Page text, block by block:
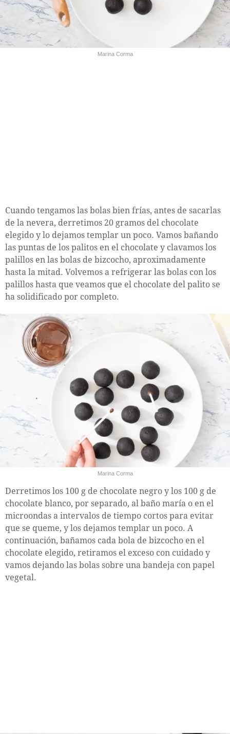
Marina Corma
Cuando tengamos las bolas bien frías, antes de sacarlas
de la nevera, derretimos 20 gramos del chocolate
elegido y lo dejamos templar un poco. Vamos bañando
las puntas de los palitos en el chocolate y clavamos los
palillos en las bolas de bizcocho, aproximadamente
hasta la mitad. Volvemos a refrigerar las bolas con los
palillos hasta que veamos que el chocolate del palito se
ha solidificado por completo.
Marina Corma
Derretimos los 100 g de chocolate negro y los 100 g de
chocolate blanco, por separado, al baño maría o en el
microondas a intervalos de tiempo cortos para evitar
que se queme, y los dejamos templar un poco. A
continuación, bañamos cada bola de bizcocho en el
chocolate elegido, retiramos el exceso con cuidado y
vamos dejando las bolas sobre una bandeja con papel
vegetal.